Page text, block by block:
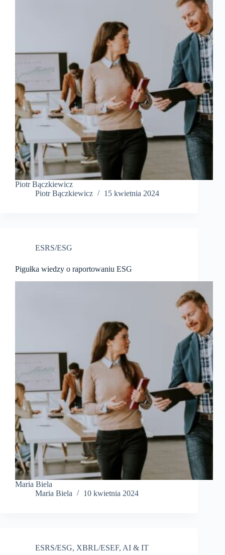
Piotr Bączkiewicz
Piotr Bączkiewicz
15 kwietnia 2024
ESRS/ESG
Pigułka wiedzy o raportowaniu ESG
Maria Biela
Maria Biela
10 kwietnia 2024
ESRS/ESG, XBRL/ESEF, AI & IT